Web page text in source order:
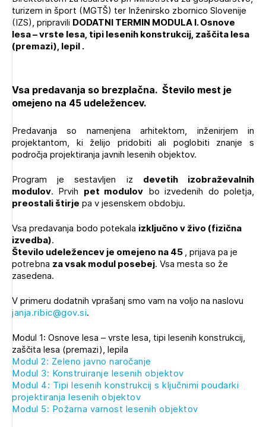
POZABLJENO GESLO
turizem in šport (MGTŠ) ter Inženirsko zbornico Slovenije
(IZS), pripravili DODATNI TERMIN MODULA I.Osnove
lesa – vrste lesa, tipi lesenih konstrukcij, zaščita lesa
(premazi), lepil .
Vsa predavanja so brezplačna. Število mest je
omejeno na 45 udeležencev.
Predavanja so namenjena arhitektom, inženirjem in
projektantom, ki želijo pridobiti ali poglobiti znanje s
področja projektiranja javnih lesenih objektov.
Program je sestavljen iz devetih izobraževalnih
modulov. Prvih pet modulov bo izvedenih do poletja,
preostali štirje pa v jesenskem obdobju.
Vsa predavanja bodo potekala izključno v živo (fizična
izvedba).
Število udeležencev je omejeno na 45, prijava pa je
potrebna za vsak modul posebej. Vsa mesta so že
zasedena.
V primeru dodatnih vprašanj smo vam na voljo na naslovu
janja.ribic@gov.si.
Modul 1: Osnove lesa – vrste lesa, tipi lesenih konstrukcij,
zaščita lesa (premazi), lepila
Modul 2: Zeleno javno naročanje
Modul 3: Konstruiranje lesenih objektov
Modul 4: Tipi lesenih konstrukcij s ključnimi poudarki
projektiranja lesenih objektov
Modul 5: Požarna varnost lesenih objektov
projektiranja lesenih objektov (prostih mest - 0)
Modul 5: Požarna varnost lesenih objektov (prostih
mest - 0)
Plačnik je podjetje
PRIJAVITE SE
Novičnik natečajev
Tedenski novičnik javnih naročil
Dnevne medijske objave